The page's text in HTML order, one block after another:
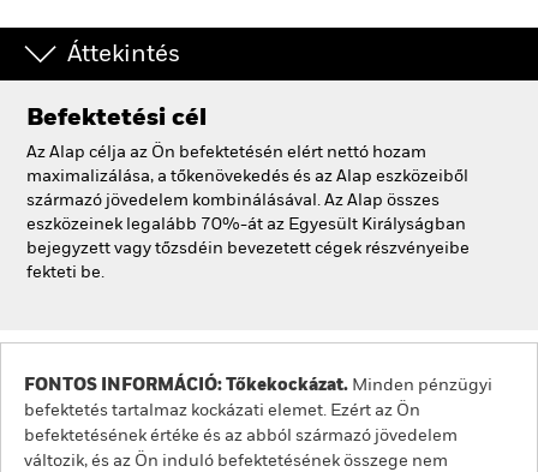
Áttekintés
Befektetési cél
Az Alap célja az Ön befektetésén elért nettó hozam
maximalizálása, a tőkenövekedés és az Alap eszközeiből
származó jövedelem kombinálásával. Az Alap összes
eszközeinek legalább 70%-át az Egyesült Királyságban
bejegyzett vagy tőzsdéin bevezetett cégek részvényeibe
fekteti be.
FONTOS INFORMÁCIÓ: Tőkekockázat. Minden pénzügyi
befektetés tartalmaz kockázati elemet. Ezért az Ön
befektetésének értéke és az abból származó jövedelem
változik, és az Ön induló befektetésének összege nem